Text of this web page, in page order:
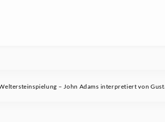
– John Adams interpretiert von